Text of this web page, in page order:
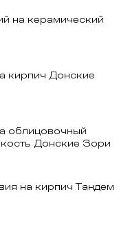
на керамический
кирпич Донские
облицовочный
Донские Зори
на кирпич Тандем